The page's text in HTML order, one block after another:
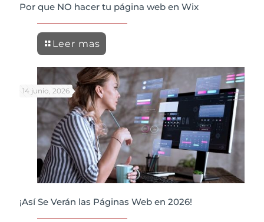
Por que NO hacer tu página web en Wix
Leer mas
14 junio, 2026
¡Así Se Verán las Páginas Web en 2026!